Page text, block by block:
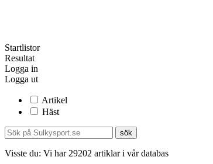
Startlistor
Resultat
Logga in
Logga ut
Artikel
Häst
Visste du: Vi har 29202 artiklar i vår databas